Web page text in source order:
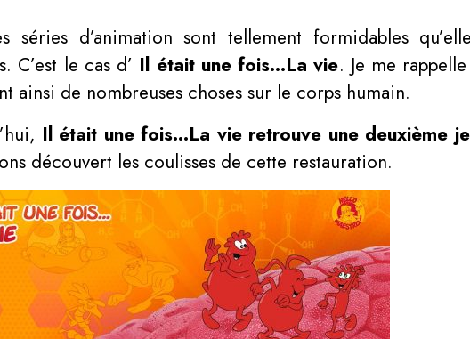
séries d’animation sont tellement formidables
C’est le cas d’ Il était une fois…La vie. Je me
ainsi de nombreuses choses sur le corps humain.
Il était une fois…La vie retrouve une deuxième
découvert les coulisses de cette restauration.